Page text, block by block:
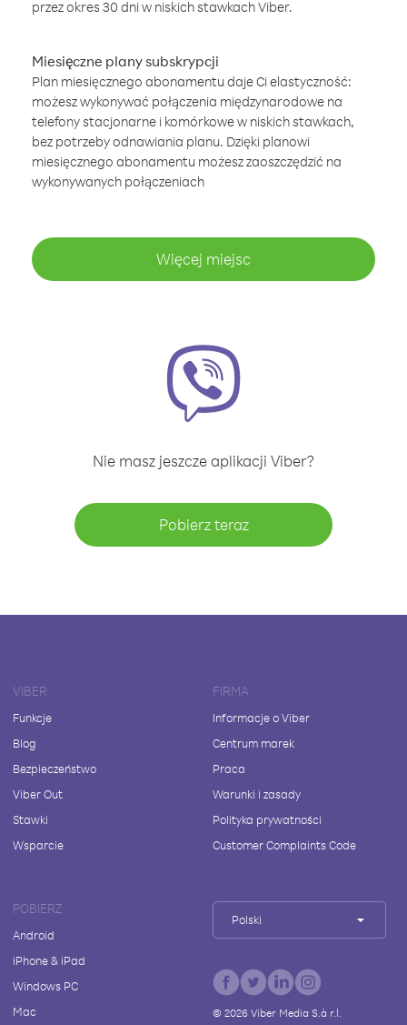
przez okres 30 dni w niskich stawkach Viber.
Miesięczne plany subskrypcji
Plan miesięcznego abonamentu daje Ci elastyczność:
możesz wykonywać połączenia międzynarodowe na
telefony stacjonarne i komórkowe w niskich stawkach,
bez potrzeby odnawiania planu. Dzięki planowi
miesięcznego abonamentu możesz zaoszczędzić na
wykonywanych połączeniach
Więcej miejsc
Nie masz jeszcze aplikacji Viber?
Pobierz teraz
VIBER
Funkcje
Blog
Bezpieczeństwo
Viber Out
Stawki
Wsparcie
FIRMA
Informacje o Viber
Centrum marek
Praca
Warunki i zasady
Polityka prywatności
Customer Complaints Code
POBIERZ
Android
iPhone & iPad
Windows PC
Mac
Polski
© 2026Viber Media S.à r.l.